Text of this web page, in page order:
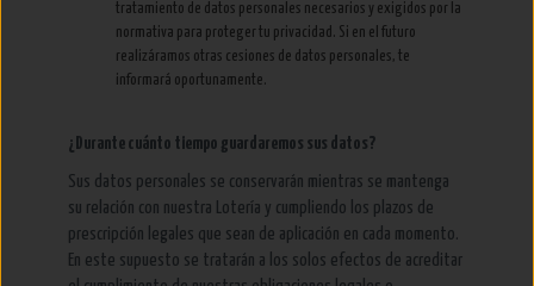
tratamiento de datos personales necesarios y exigidos por la
normativa para proteger tu privacidad. Si en el futuro
realizáramos otras cesiones de datos personales, te
informará oportunamente.
¿Durante cuánto tiempo guardaremos sus datos?
Sus datos personales se conservarán mientras se mantenga
su relación con nuestra Lotería y cumpliendo los plazos de
prescripción legales que sean de aplicación en cada momento.
En este supuesto se tratarán a los solos efectos de acreditar